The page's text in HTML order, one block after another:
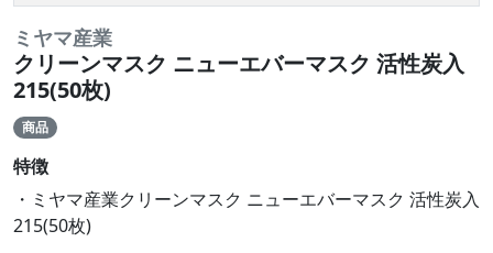
ミヤマ産業
クリーンマスク ニューエバーマスク 活性炭入
215(50枚)
商品
特徴
・ミヤマ産業クリーンマスク ニューエバーマスク 活性炭入
215(50枚)